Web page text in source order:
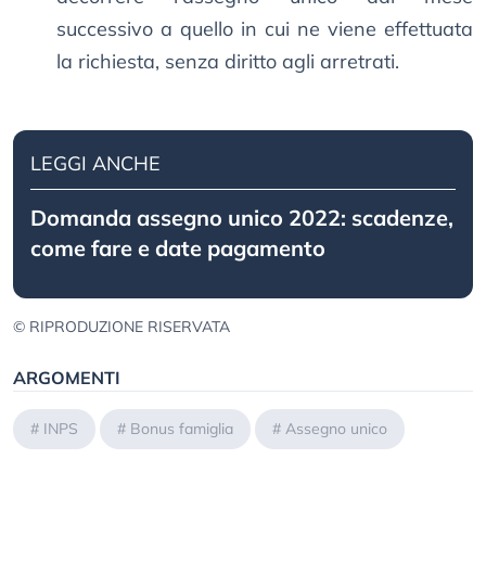
successivo a quello in cui ne viene effettuata
la richiesta, senza diritto agli arretrati.
LEGGI ANCHE
Domanda assegno unico 2022: scadenze,
come fare e date pagamento
© RIPRODUZIONE RISERVATA
ARGOMENTI
# INPS # Bonus famiglia # Assegno unico